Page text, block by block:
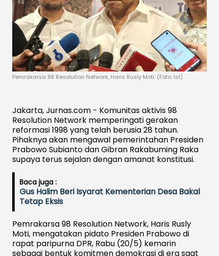
Pemrakarsa 98 Resolution Network, Haris Rusly Moti. (Foto: Ist)
Jakarta, Jurnas.com - Komunitas aktivis 98
Resolution Network memperingati gerakan
reformasi 1998 yang telah berusia 28 tahun.
Pihaknya akan mengawal pemerintahan Presiden
Prabowo Subianto dan Gibran Rakabuming Raka
supaya terus sejalan dengan amanat konstitusi.
Baca juga :
Gus Halim Beri Isyarat Kementerian Desa Bakal
Tetap Eksis
Pemrakarsa 98 Resolution Network, Haris Rusly
Moti, mengatakan pidato Presiden Prabowo di
rapat paripurna DPR, Rabu (20/5) kemarin
sebagai bentuk komitmen demokrasi di era saat